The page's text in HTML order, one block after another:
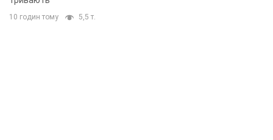
10 годин тому 5,5 т.